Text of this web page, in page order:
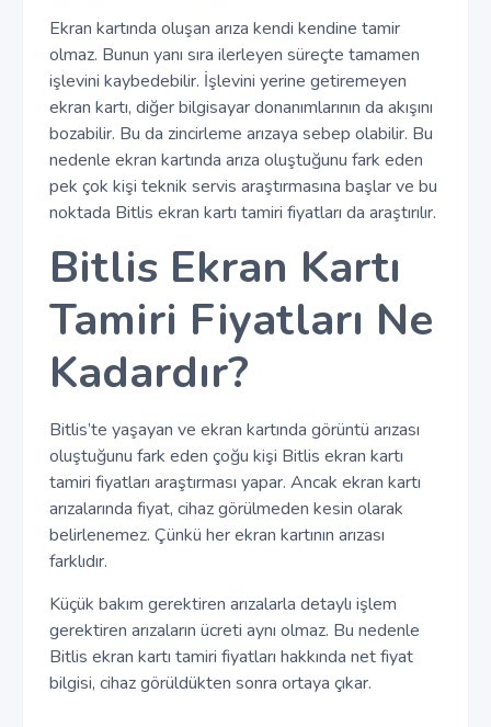
Ekran kartında oluşan arıza kendi kendine tamir
olmaz. Bunun yanı sıra ilerleyen süreçte tamamen
işlevini kaybedebilir. İşlevini yerine getiremeyen
ekran kartı, diğer bilgisayar donanımlarının da akışını
bozabilir. Bu da zincirleme arızaya sebep olabilir. Bu
nedenle ekran kartında arıza oluştuğunu fark eden
pek çok kişi teknik servis araştırmasına başlar ve bu
noktada Bitlis ekran kartı tamiri fiyatları da araştırılır.
Bitlis Ekran Kartı
Tamiri Fiyatları Ne
Kadardır?
Bitlis’te yaşayan ve ekran kartında görüntü arızası
oluştuğunu fark eden çoğu kişi Bitlis ekran kartı
tamiri fiyatları araştırması yapar. Ancak ekran kartı
arızalarında fiyat, cihaz görülmeden kesin olarak
belirlenemez. Çünkü her ekran kartının arızası
farklıdır.
Küçük bakım gerektiren arızalarla detaylı işlem
gerektiren arızaların ücreti aynı olmaz. Bu nedenle
Bitlis ekran kartı tamiri fiyatları hakkında net fiyat
bilgisi, cihaz görüldükten sonra ortaya çıkar.